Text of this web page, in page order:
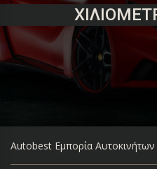
Autobest Εμπορία Αυτοκινήτων